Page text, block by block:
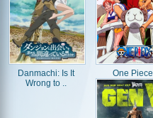
Danmachi: Is It
Wrong to ..
One Piece